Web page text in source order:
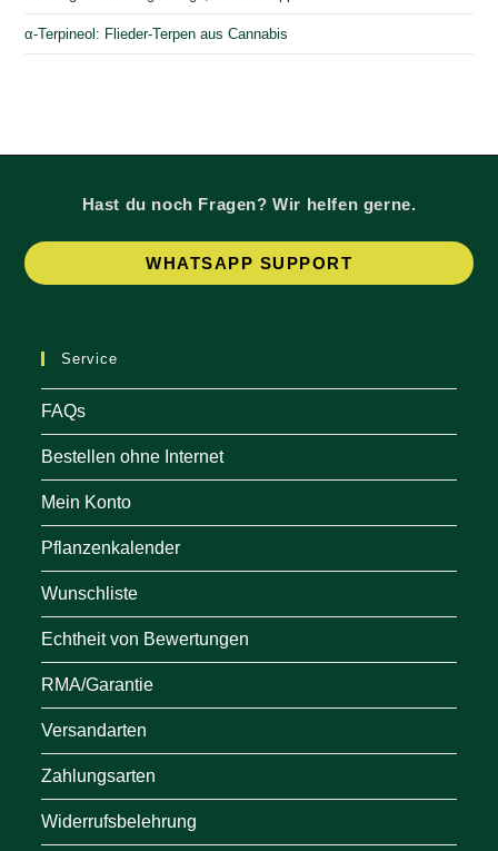
α-Terpineol: Flieder-Terpen aus Cannabis
Hast du noch Fragen? Wir helfen gerne.
WHATSAPP SUPPORT
Service
FAQs
Bestellen ohne Internet
Mein Konto
Pflanzenkalender
Wunschliste
Echtheit von Bewertungen
RMA/Garantie
Versandarten
Zahlungsarten
Widerrufsbelehrung